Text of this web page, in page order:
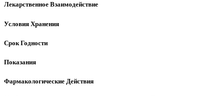
Лекарственное Взаимодействие
Условия Хранения
Срок Годности
Показания
Фармакологические Действия